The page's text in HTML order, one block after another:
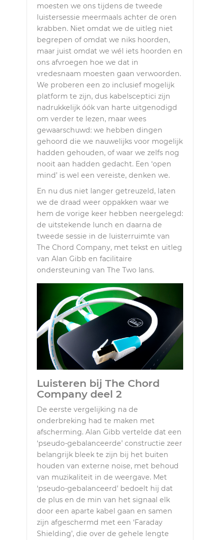
moesten we ons tijdens de tweede
luistersessie meermaals achter de oren
krabben. Niet omdat we de uitleg niet
begrepen of omdat we niks hoorden,
maar juist omdat we wél iets hoorden en
ons afvroegen hoe we dat in
vredesnaam moesten gaan verwoorden.
We proberen een zo inclusief mogelijk
platform te zijn, dus kabelsceptici zijn
nadrukkelijk óók van harte uitgenodigd
om verder te lezen, maar wees
gewaarschuwd: we hebben dingen
gehoord die we nauwelijks voor mogelijk
hadden gehouden, of waar we zelfs nog
nooit aan hadden gedacht. Een ‘open
mind’ is wel een vereiste, denken we.
En nu dus niet langer getreuzeld, laten
we de draad weer oppakken waar we
hem de vorige keer hebben neergelegd:
de uitstekende lunch en daarna de
tweede sessie in de luisterruimte van
The Chord Company, met tekst en uitleg
van Alan Gibb en facilitaire
ondersteuning van The Two Ians.
Luisteren bij The Chord
Company deel 2
De eerste vergelijking na de
onderbreking had te maken met
afscherming. Alan Gibb vertelde dat een
‘pseudo-gebalanceerde’ constructie zeer
belangrijk bleek te zijn bij het buiten
houden van externe noise, met behoud
van muzikaliteit in de weergave. Met
‘pseudo-gebalanceerd’ bedoelt hij dat
de plus en de min van het signaal elk
door een aparte kabel gaan en samen
zijn afgeschermd met een ‘Faraday
Shielding’, die over de gehele lengte